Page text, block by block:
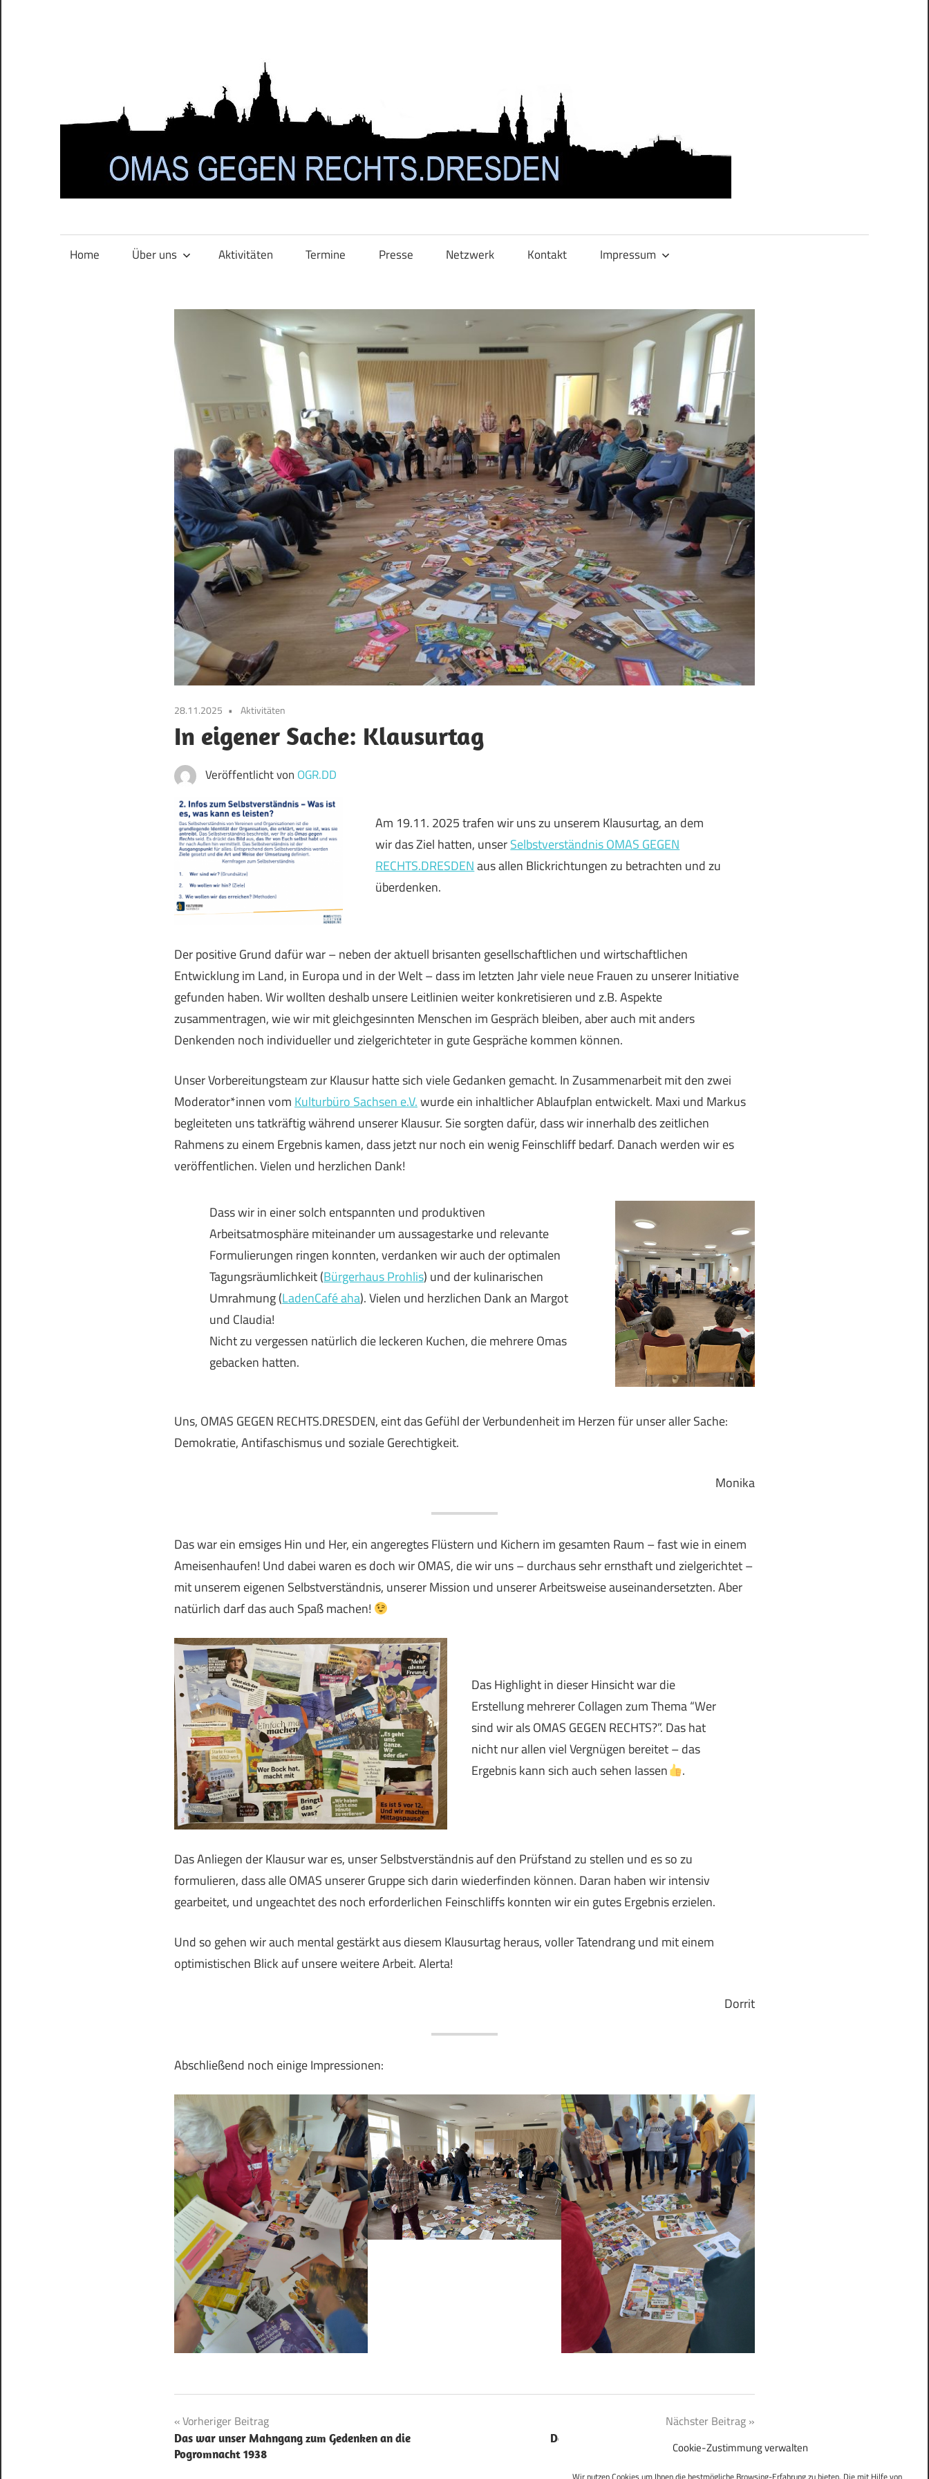
Cookie-Zustimmung verwalten
Home Über uns Aktivitäten Termine Presse Netzwerk Kontakt Impressum
28.11.2025 Aktivitäten
In eigener Sache: Klausurtag
Veröffentlicht von OGR.DD
Am 19.11. 2025 trafen wir uns zu unserem Klausurtag, an dem
wir das Ziel hatten, unserSelbstverständnis OMAS GEGEN
RECHTS.DRESDENaus allen Blickrichtungen zu betrachten und zu
überdenken.
Der positive Grund dafür war – neben der aktuell brisanten gesellschaftlichen und wirtschaftlichen
Entwicklung im Land, in Europa und in der Welt – dass im letzten Jahr viele neue Frauen zu unserer Initiative
gefunden haben. Wir wollten deshalb unsere Leitlinien weiter konkretisieren und z.B. Aspekte
zusammentragen, wie wir mit gleichgesinnten Menschen im Gespräch bleiben, aber auch mit anders
Denkenden noch individueller und zielgerichteter in gute Gespräche kommen können.
Unser Vorbereitungsteam zur Klausur hatte sich viele Gedanken gemacht. In Zusammenarbeit mit den zwei
Moderator*innen vom Kulturbüro Sachsen e.V.wurde ein inhaltlicher Ablaufplan entwickelt. Maxi und Markus
begleiteten uns tatkräftig während unserer Klausur. Sie sorgten dafür, dass wir innerhalb des zeitlichen
Rahmens zu einem Ergebnis kamen, dass jetzt nur noch ein wenig Feinschliff bedarf. Danach werden wir es
veröffentlichen. Vielen und herzlichen Dank!
Dass wir in einer solch entspannten und produktiven
Arbeitsatmosphäre miteinander um aussagestarke und relevante
Formulierungen ringen konnten, verdanken wir auch der optimalen
Tagungsräumlichkeit (Bürgerhaus Prohlis) und der kulinarischen
Umrahmung (LadenCafé aha). Vielen und herzlichen Dank an Margot
und Claudia!
Nicht zu vergessen natürlich die leckeren Kuchen, die mehrere Omas
gebacken hatten.
Uns, OMAS GEGEN RECHTS.DRESDEN, eint das Gefühl der Verbundenheit im Herzen für unser aller Sache:
Demokratie, Antifaschismus und soziale Gerechtigkeit.
Monika
Das war ein emsiges Hin und Her, ein angeregtes Flüstern und Kichern im gesamten Raum – fast wie in einem
Ameisenhaufen! Und dabei waren es doch wir OMAS, die wir uns – durchaus sehr ernsthaft und zielgerichtet –
mit unserem eigenen Selbstverständnis, unserer Mission und unserer Arbeitsweise auseinandersetzten. Aber
natürlich darf das auch Spaß machen!
Das Highlight in dieser Hinsicht war die
Erstellung mehrerer Collagen zum Thema “Wer
sind wir als OMAS GEGEN RECHTS?”. Das hat
nicht nur allen viel Vergnügen bereitet – das
Ergebnis kann sich auch sehen lassen
.
Das Anliegen der Klausur war es, unser Selbstverständnis auf den Prüfstand zu stellen und es so zu
formulieren, dass alle OMAS unserer Gruppe sich darin wiederfinden können. Daran haben wir intensiv
gearbeitet, und ungeachtet des noch erforderlichen Feinschliffs konnten wir ein gutes Ergebnis erzielen.
Und so gehen wir auch mental gestärkt aus diesem Klausurtag heraus, voller Tatendrang und mit einem
optimistischen Blick auf unsere weitere Arbeit. Alerta!
Dorrit
Abschließend noch einige Impressionen:
Beitragsnavigation
Vorheriger Beitrag
Das war unser Mahngang zum Gedenken an die
Pogromnacht 1938
Nächster Beitrag
Das Ende aller Bedeutung ist der Pogrom